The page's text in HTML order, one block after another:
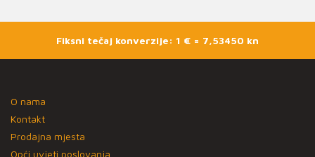
Fiksni tečaj konverzije: 1 € = 7,53450 kn
O nama
Kontakt
Prodajna mjesta
Opći uvjeti poslovanja